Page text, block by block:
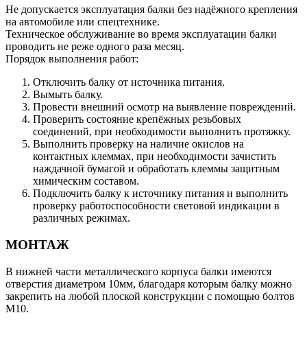
Не допускается эксплуатация балки без надёжного крепления
на автомобиле или спецтехнике.
Техническое обслуживание во время эксплуатации балки
проводить не реже одного раза месяц.
Порядок выполнения работ:
Отключить балку от источника питания.
Вымыть балку.
Провести внешний осмотр на выявление повреждений.
Проверить состояние крепёжных резьбовых
соединений, при необходимости выполнить протяжку.
Выполнить проверку на наличие окислов на
контактных клеммах, при необходимости зачистить
наждачной бумагой и обработать клеммы защитным
химическим составом.
Подключить балку к источнику питания и выполнить
проверку работоспособности световой индикации в
различных режимах.
МОНТАЖ
В нижней части металлического корпуса балки имеются
отверстия диаметром 10мм, благодаря которым балку можно
закрепить на любой плоской конструкции с помощью болтов
М10.